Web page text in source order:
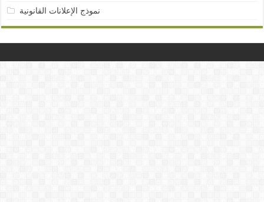
نموذج الإعلانات القانونية